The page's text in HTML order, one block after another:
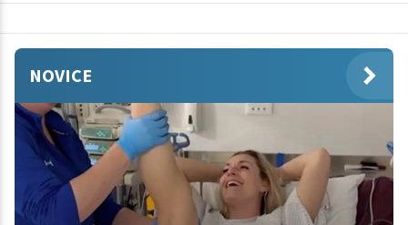
NOVICE